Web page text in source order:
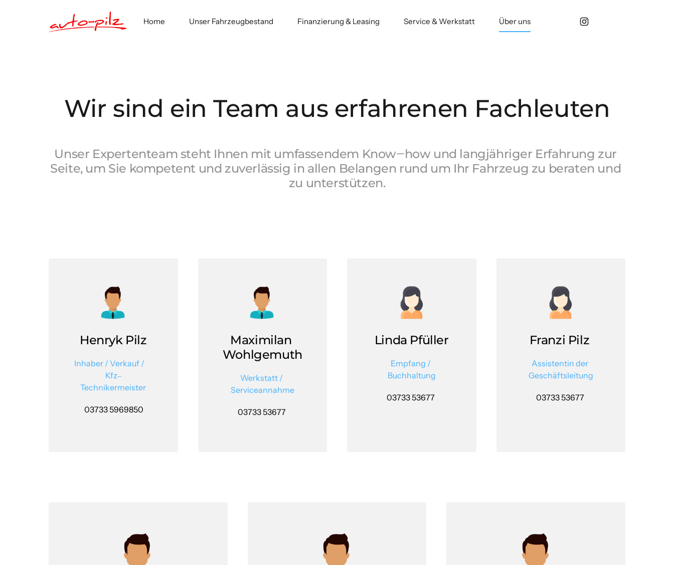
Home Unser Fahrzeugbestand Finanzierung & Leasing Service & Werkstatt Über uns
Wir sind ein Team aus erfahrenen Fachleuten
Unser Expertenteam steht Ihnen mit umfassendem Know‒how und langjähriger Erfahrung
Seite, um Sie kompetent und zuverlässig in allen Belangen rund um Ihr Fahrzeug zu beraten
zu unterstützen.
Henryk Pilz
Inhaber / Verkauf
Kfz‒
Technikermeister
03733 5969850
Maximilan
Wohlgemuth
Werkstatt
Serviceannahme
03733 53677
Linda Pfüller
Empfang
Buchhaltung
03733 53677
Franzi Pilz
Assistentin
Geschäftsleitung
03733 53677